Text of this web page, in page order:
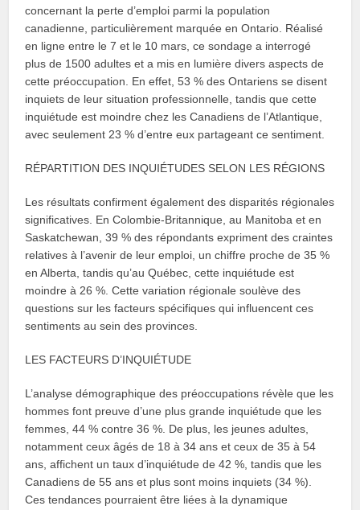
concernant la perte d’emploi parmi la population
canadienne, particulièrement marquée en Ontario. Réalisé
en ligne entre le 7 et le 10 mars, ce sondage a interrogé
plus de 1500 adultes et a mis en lumière divers aspects de
cette préoccupation. En effet, 53 % des Ontariens se disent
inquiets de leur situation professionnelle, tandis que cette
inquiétude est moindre chez les Canadiens de l’Atlantique,
avec seulement 23 % d’entre eux partageant ce sentiment.
RÉPARTITION DES INQUIÉTUDES SELON LES RÉGIONS
Les résultats confirment également des disparités régionales
significatives. En Colombie-Britannique, au Manitoba et en
Saskatchewan, 39 % des répondants expriment des craintes
relatives à l’avenir de leur emploi, un chiffre proche de 35 %
en Alberta, tandis qu’au Québec, cette inquiétude est
moindre à 26 %. Cette variation régionale soulève des
questions sur les facteurs spécifiques qui influencent ces
sentiments au sein des provinces.
LES FACTEURS D’INQUIÉTUDE
L’analyse démographique des préoccupations révèle que les
hommes font preuve d’une plus grande inquiétude que les
femmes, 44 % contre 36 %. De plus, les jeunes adultes,
notamment ceux âgés de 18 à 34 ans et ceux de 35 à 54
ans, affichent un taux d’inquiétude de 42 %, tandis que les
Canadiens de 55 ans et plus sont moins inquiets (34 %).
Ces tendances pourraient être liées à la dynamique